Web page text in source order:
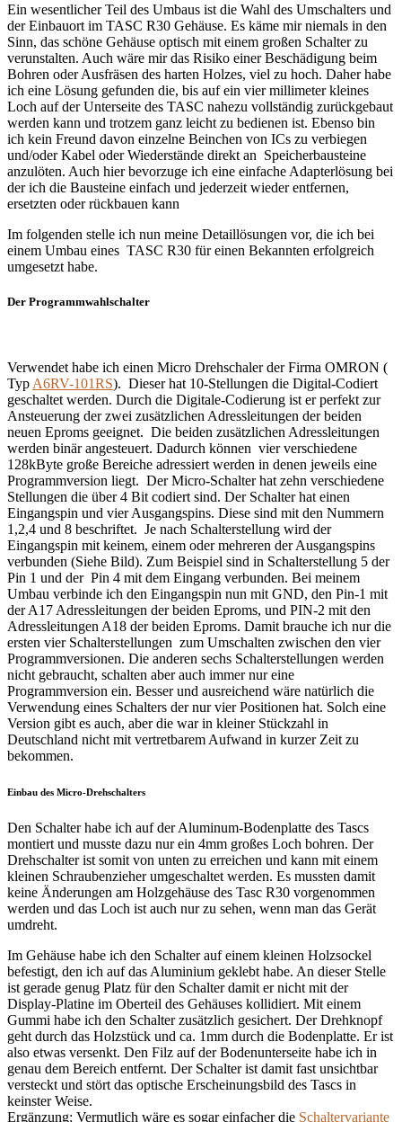
Ein wesentlicher Teil des Umbaus ist die Wahl des Umschalters und
der Einbauort im TASC R30 Gehäuse. Es käme mir niemals in den
Sinn, das schöne Gehäuse optisch mit einem großen Schalter zu
verunstalten. Auch wäre mir das Risiko einer Beschädigung beim
Bohren oder Ausfräsen des harten Holzes, viel zu hoch. Daher habe
ich eine Lösung gefunden die, bis auf ein vier millimeter kleines
Loch auf der Unterseite des TASC nahezu vollständig zurückgebaut
werden kann und trotzem ganz leicht zu bedienen ist. Ebenso bin
ich kein Freund davon einzelne Beinchen von ICs zu verbiegen
und/oder Kabel oder Wiederstände direkt an Speicherbausteine
anzulöten. Auch hier bevorzuge ich eine einfache Adapterlösung bei
der ich die Bausteine einfach und jederzeit wieder entfernen,
ersetzten oder rückbauen kann
Im folgenden stelle ich nun meine Detaillösungen vor, die ich bei
einem Umbau eines TASC R30 für einen Bekannten erfolgreich
umgesetzt habe.
Der Programmwahlschalter
Verwendet habe ich einen Micro Drehschaler der Firma OMRON (
Typ A6RV-101RS). Dieser hat 10-Stellungen die Digital-Codiert
geschaltet werden. Durch die Digitale-Codierung ist er perfekt zur
Ansteuerung der zwei zusätzlichen Adressleitungen der beiden
neuen Eproms geeignet. Die beiden zusätzlichen Adressleitungen
werden binär angesteuert. Dadurch können vier verschiedene
128kByte große Bereiche adressiert werden in denen jeweils eine
Programmversion liegt. Der Micro-Schalter hat zehn verschiedene
Stellungen die über 4 Bit codiert sind. Der Schalter hat einen
Eingangspin und vier Ausgangspins. Diese sind mit den Nummern
1,2,4 und 8 beschriftet. Je nach Schalterstellung wird der
Eingangspin mit keinem, einem oder mehreren der Ausgangspins
verbunden (Siehe Bild). Zum Beispiel sind in Schalterstellung 5 der
Pin 1 und der Pin 4 mit dem Eingang verbunden. Bei meinem
Umbau verbinde ich den Eingangspin nun mit GND, den Pin-1 mit
der A17 Adressleitungen der beiden Eproms, und PIN-2 mit den
Adressleitungen A18 der beiden Eproms. Damit brauche ich nur die
ersten vier Schalterstellungen zum Umschalten zwischen den vier
Programmversionen. Die anderen sechs Schalterstellungen werden
nicht gebraucht, schalten aber auch immer nur eine
Programmversion ein. Besser und ausreichend wäre natürlich die
Verwendung eines Schalters der nur vier Positionen hat. Solch eine
Version gibt es auch, aber die war in kleiner Stückzahl in
Deutschland nicht mit vertretbarem Aufwand in kurzer Zeit zu
bekommen.
Einbau des Micro-Drehschalters
Den Schalter habe ich auf der Aluminum-Bodenplatte des Tascs
montiert und musste dazu nur ein 4mm großes Loch bohren. Der
Drehschalter ist somit von unten zu erreichen und kann mit einem
kleinen Schraubenzieher umgeschaltet werden. Es mussten damit
keine Änderungen am Holzgehäuse des Tasc R30 vorgenommen
werden und das Loch ist auch nur zu sehen, wenn man das Gerät
umdreht.
Im Gehäuse habe ich den Schalter auf einem kleinen Holzsockel
befestigt, den ich auf das Aluminium geklebt habe. An dieser Stelle
ist gerade genug Platz für den Schalter damit er nicht mit der
Display-Platine im Oberteil des Gehäuses kollidiert. Mit einem
Gummi habe ich den Schalter zusätzlich gesichert. Der Drehknopf
geht durch das Holzstück und ca. 1mm durch die Bodenplatte. Er ist
also etwas versenkt. Den Filz auf der Bodenunterseite habe ich in
genau dem Bereich entfernt. Der Schalter ist damit fast unsichtbar
versteckt und stört das optische Erscheinungsbild des Tascs in
keinster Weise.
Ergänzung: Vermutlich wäre es sogar einfacher die Schaltervariante